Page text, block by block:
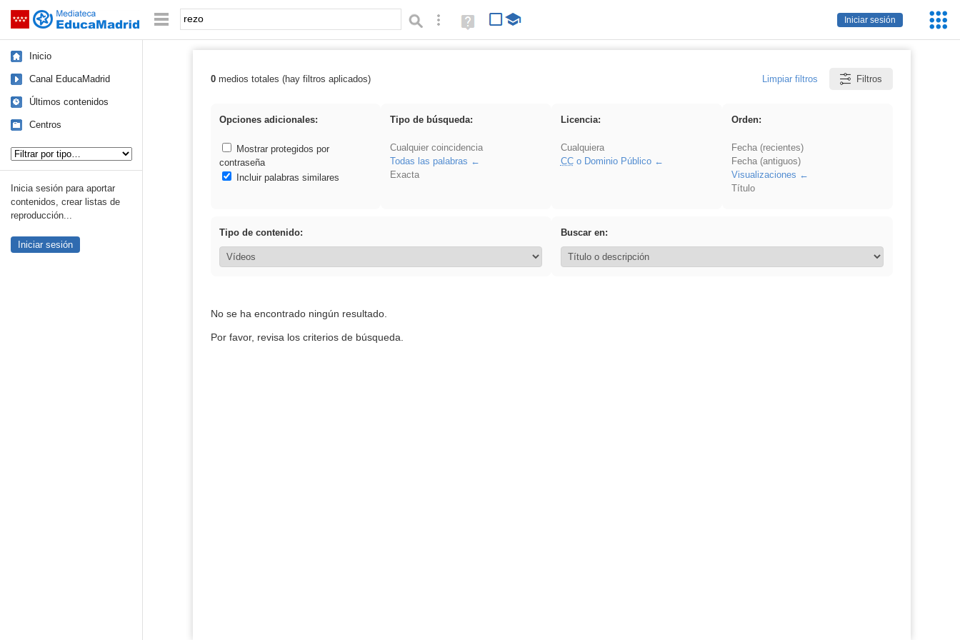
Saltar navegación
Iniciar sesión
Palabra o frase: Búsqueda avanzada
Ayuda
(en
Inicio
Canal EducaMadrid
Últimos contenidos
Centros
Inicia sesión para aportar
contenidos, crear listas de
reproducción...
Iniciar sesión
Resultados de: rezo
0medios totales (hay filtros aplicados) Limpiar filtros Filtros
Opciones adicionales:
Mostrar protegidos por
contraseña
Incluir palabras similares
Tipo de búsqueda:
Cualquier coincidencia
Todas las palabras
Exacta
Licencia:
Cualquiera
CCo Dominio Público
Orden:
Fecha (recientes)
Fecha (antiguos)
Visualizaciones
Título
Tipo de contenido: Buscar en:
No se ha encontrado ningún resultado.
Por favor, revisa los criterios de búsqueda.